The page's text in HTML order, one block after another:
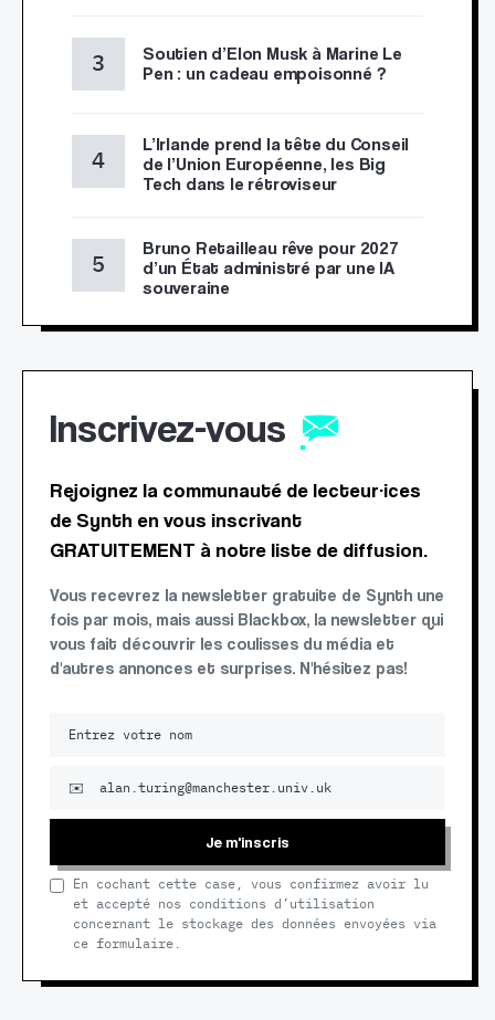
Soutien d’Elon Musk à Marine Le
Pen : un cadeau empoisonné ?
L’Irlande prend la tête du Conseil
de l’Union Européenne, les Big
Tech dans le rétroviseur
Bruno Retailleau rêve pour 2027
d’un État administré par une IA
souveraine
Inscrivez-vous
Rejoignez la communauté de lecteur·ices
de Synth en vous inscrivant
GRATUITEMENT à notre liste de diffusion.
Vous recevrez la newsletter gratuite de Synth une
fois par mois, mais aussi Blackbox, la newsletter qui
vous fait découvrir les coulisses du média et
d'autres annonces et surprises. N'hésitez pas!
Je m'inscris
En cochant cette case, vous confirmez avoir lu
et accepté nos conditions d’utilisation
concernant le stockage des données envoyées via
ce formulaire.